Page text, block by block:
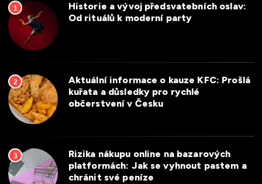
1
Historie a vývoj předsvatebních oslav:
Od rituálů k moderní party
2
Aktuální informace o kauze KFC: Prošlá
kuřata a důsledky pro rychlé
občerstvení v Česku
3
Rizika nákupu online na bazarových
platformách: Jak se vyhnout pastem a
chránit své peníze